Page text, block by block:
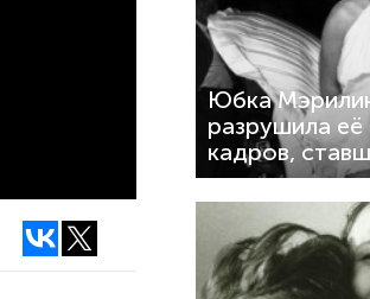
Юбка
разрушила её
кадров,